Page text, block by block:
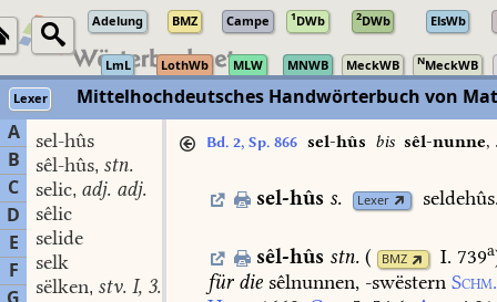
Adelung BMZ Campe 1DWb 2DWb ElsWb
LmL LothWb MLW MNWB MeckWB NMeckWB
Lexer
Mittelhochdeutsches Handwörterbuch von
A
B
C
D
E
F
sel-hûs
sêl-hûs, stn.
selic, adj. adj.
sêlic
selide
selk
sëlken, stv. I, 3.
Bd. 2, Sp. 866 sel-hûs bis sêl-nunne,
sel-hûs s. Lexer
sêl-hûs stn. ( BMZ I. 739a
fürdie sêlnunnen, -swëstern Schm.